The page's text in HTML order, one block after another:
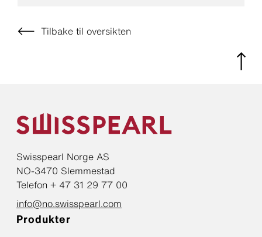
Tilbake til oversikten
Swisspearl Norge AS
NO-3470 Slemmestad
Telefon + 47 31 29 77 00
info@no.swisspearl.com
Produkter